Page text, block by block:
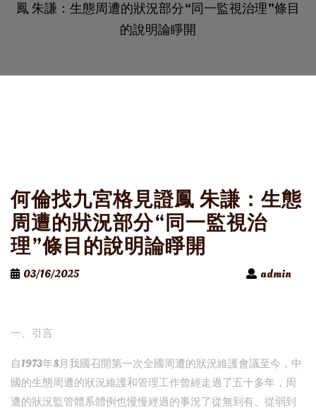
鳳 朱謙：生態周遭的狀況部分“同一監視治理”條目
的說明論睜開
何倫找九宮格見證鳳 朱謙：生態
周遭的狀況部分“同一監視治
理”條目的說明論睜開
03/16/2025 admin
一、引言
自1973年8月我國召開第一次全國周遭的狀況維護會議至今，中
國的生態周遭的狀況維護和管理工作曾經走過了五十多年，周
遭的狀況監管體系體例也慢慢經過的事況了從無到有、從弱到